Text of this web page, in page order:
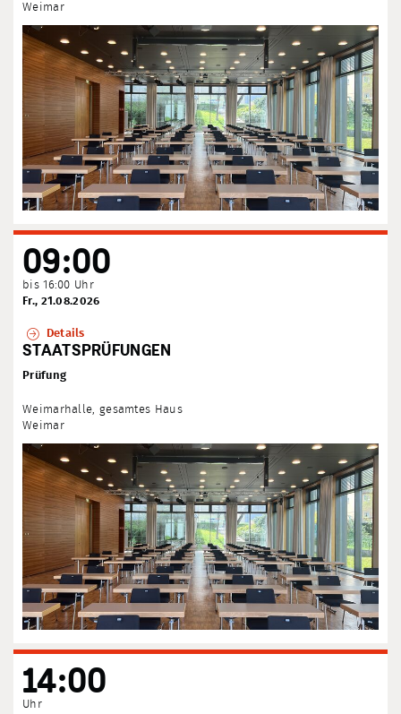
Weimar
09:00
bis 16:00 Uhr
Fr., 21.08.2026
Details
STAATSPRÜFUNGEN
Prüfung
Weimarhalle, gesamtes Haus
Weimar
14:00
Uhr